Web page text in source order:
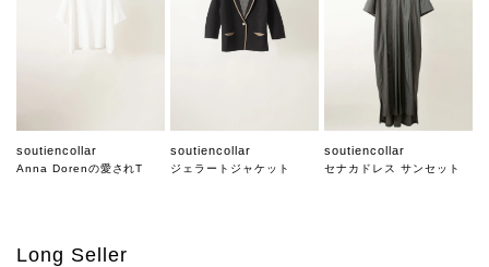
soutiencollar
Anna Dorenの愛されT
soutiencollar
ジェラートジャケット
soutiencollar
セナカドレス サンセット
Long Seller